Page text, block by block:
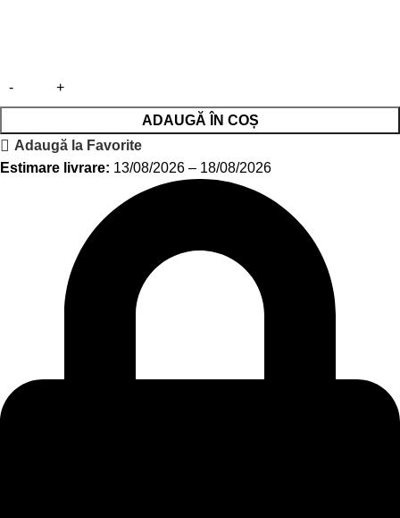
ADAUGĂ ÎN COȘ
Adaugă la Favorite
Estimare livrare: 13/08/2026 – 18/08/2026